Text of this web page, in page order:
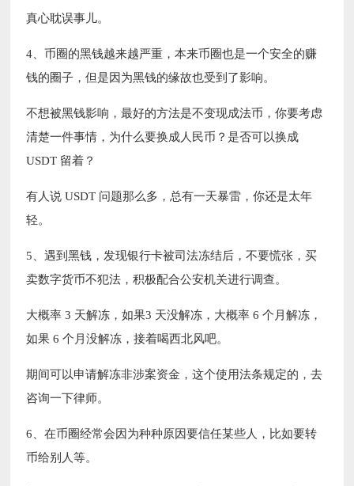
真心耽误事儿。
4、币圈的黑钱越来越严重，本来币圈也是一个安全的赚
钱的圈子，但是因为黑钱的缘故也受到了影响。
不想被黑钱影响，最好的方法是不变现成法币，你要考虑
清楚一件事情，为什么要换成人民币？是否可以换成
USDT 留着？
有人说 USDT 问题那么多，总有一天暴雷，你还是太年
轻。
5、遇到黑钱，发现银行卡被司法冻结后，不要慌张，买
卖数字货币不犯法，积极配合公安机关进行调查。
大概率 3 天解冻，如果3 天没解冻，大概率 6 个月解冻，
如果 6 个月没解冻，接着喝西北风吧。
期间可以申请解冻非涉案资金，这个使用法条规定的，去
咨询一下律师。
6、在币圈经常会因为种种原因要信任某些人，比如要转
币给别人等。